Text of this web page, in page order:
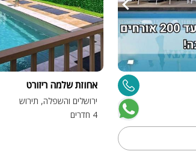
אחוזת שלמה ריזורט
ירושלים והשפלה, תירוש
4 חדרים